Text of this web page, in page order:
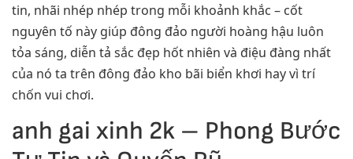
tin, nhãi nhép nhép trong mỗi khoảnh khắc – cốt
nguyên tố này giúp đông đảo người hoàng hậu luôn
tỏa sáng, diễn tả sắc đẹp hốt nhiên và điệu đàng nhất
của nó ta trên đông đảo kho bãi biển khơi hay vì trí
chốn vui chơi.
anh gai xinh 2k – Phong Bước